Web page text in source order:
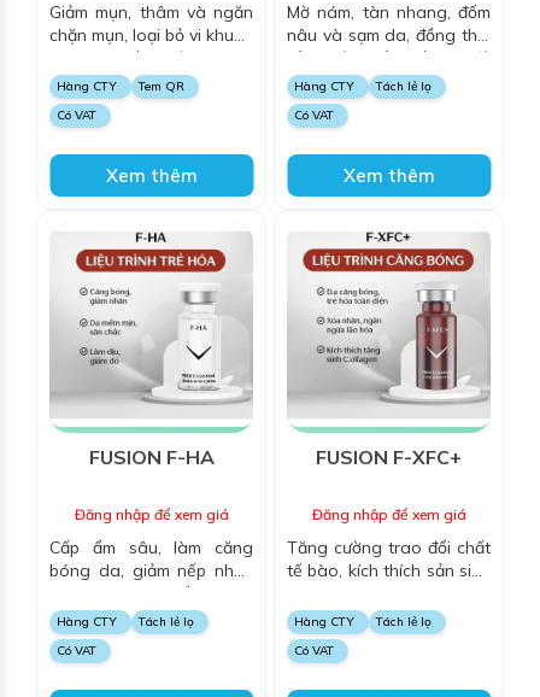
Giảm mụn, thâm và ngăn
chặn mụn, loại bỏ vi khuẩn
P.Acnes, kiềm nhờn, thông
thoáng lỗ chân lông,
giảm sưng và cải
thiện mụn.
Hàng CTY
Tem QR
Có VAT
Xem thêm
Mờ nám, tàn nhang, đốm
nâu và sạm da, đồng thời
cải thiện sắc tố và độ
sáng da.
Hàng CTY
Tách lẻ lọ
Có VAT
Xem thêm
FUSION F-HA
Đăng nhập để xem giá
Cấp ẩm sâu, làm căng
bóng da, giảm nếp nhăn
và kích thích tổng hợp
collagen, mang lại làn da
mềm mại, săn chắc và tươi
trẻ.
Hàng CTY
Tách lẻ lọ
Có VAT
FUSION F-XFC+
Đăng nhập để xem giá
Tăng cường trao đổi chất
tế bào, kích thích sản sinh
dưỡng ẩm, chống oxy hóa
và làm sáng da, mang lại
làn da căng mịn, săn chắc
và trẻ trung.
Hàng CTY
Tách lẻ lọ
Có VAT